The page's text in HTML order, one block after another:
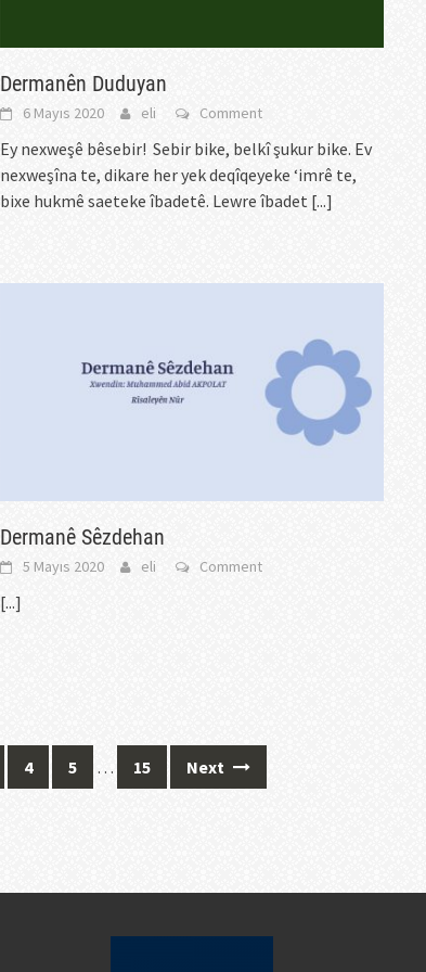
Dermanên Duduyan
6 Mayıs 2020 eli Comment
Ey nexweşê bêsebir! Sebir bike, belkî şukur bike. Ev
nexweşîna te, dikare her yek deqîqeyeke ‘imrê te,
bixe hukmê saeteke îbadetê. Lewre îbadet [...]
Dermanê Sêzdehan
5 Mayıs 2020 eli Comment
[...]
4 5 … 15 Next